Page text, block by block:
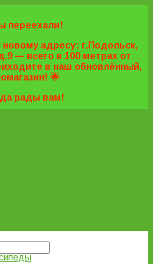
переехали!
адресу: г.Подольск,
— всего в 100 метрах от
в наш обновлённый,
🌟
рады вам!